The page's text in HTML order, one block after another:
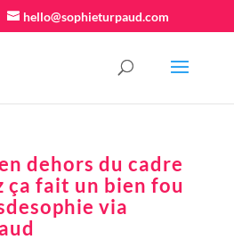
hello@sophieturpaud.com
dehors du cadre
ça fait un bien fou
via